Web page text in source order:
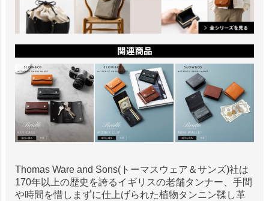
Thomas Ware and Sons(トーマスウェア＆サンズ)社は
170年以上の歴史を誇るイギリスの老舗タンナー、手間
や時間を惜しまずに仕上げられた植物タンニン鞣し革